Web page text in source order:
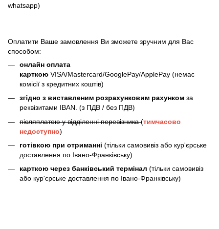
whatsapp)
Оплатити Ваше замовлення Ви зможете зручним для Вас
способом:
онлайн оплата
карткою VISA/Mastercard/GooglePay/ApplePay (немає
комісії з кредитних коштів)
згідно з виставленим розрахунковим рахунком за
реквізитами IBAN. (з ПДВ / без ПДВ)
післяплатою у відділенні перевізника(тимчасово
недоступно)
готівкою при отриманні (тільки самовивіз або кур'єрське
доставлення по Івано-Франківську)
карткою через банківський термінал (тільки самовивіз
або кур'єрське доставлення по Івано-Франківську)